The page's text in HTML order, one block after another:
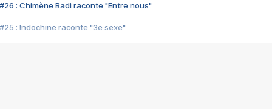
#26 : Chimène Badi raconte "Entre nous"
#25 : Indochine raconte "3e sexe"